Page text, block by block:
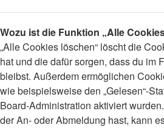
Wozu ist die Funktion „Alle
„Alle Cookies löschen“ löscht die
hat und die dafür sorgen, dass du im
bleibst. Außerdem ermöglichen
wie beispielsweise den „Gelesen“-
Board-Administration aktiviert
der An- oder Abmeldung hast, kann